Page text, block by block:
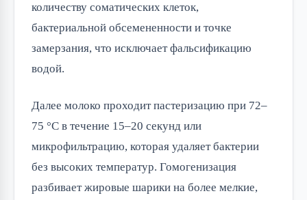
количеству соматических клеток,
бактериальной обсемененности и точке
замерзания, что исключает фальсификацию
водой.
Далее молоко проходит пастеризацию при 72–
75 °C в течение 15–20 секунд или
микрофильтрацию, которая удаляет бактерии
без высоких температур. Гомогенизация
разбивает жировые шарики на более мелкие,